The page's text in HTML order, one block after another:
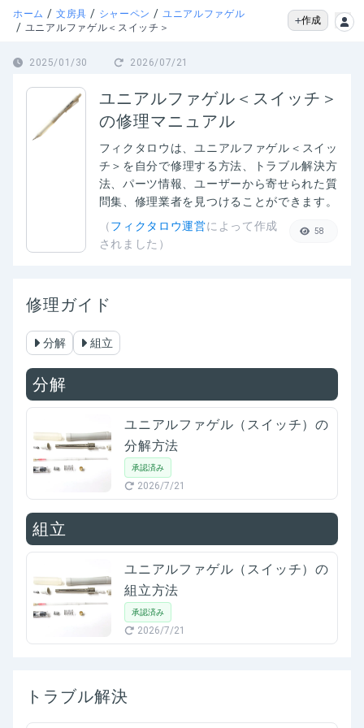
ホーム / 文房具 / シャーペン / ユニアルファゲル
/ ユニアルファゲル＜スイッチ＞
作成
2025/01/30 2026/07/21
ユニアルファゲル＜スイッチ＞
の修理マニュアル
フィクタロウは、 ユニアルファゲル＜スイッ
チ＞ を自分で修理する方法、トラブル解決方
法、パーツ情報、ユーザーから寄せられた質
問集、修理業者を見つけることができます。
（フィクタロウ運営によって作成
されました）
58
修理ガイド
分解 組立
分解
ユニアルファゲル（スイッチ）の
分解方法
承認済み
2026/7/21
組立
ユニアルファゲル（スイッチ）の
組立方法
承認済み
2026/7/21
トラブル解決